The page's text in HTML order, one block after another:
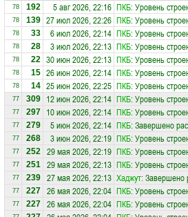
78 192 5 авг 2026, 22:16 ПКБ: Уровень
78 139 27 июл 2026, 22:26 ПКБ: Уровень
78 33 6 июл 2026, 22:14 ПКБ: Уровень
78 28 3 июл 2026, 22:13 ПКБ: Уровень
78 22 30 июн 2026, 22:13 ПКБ: Уровень
78 15 26 июн 2026, 22:14 ПКБ: Уровень
78 14 25 июн 2026, 22:25 ПКБ: Уровень
77 309 12 июн 2026, 22:14 ПКБ: Уровень
77 297 10 июн 2026, 22:14 ПКБ: Уровень
77 279 5 июн 2026, 22:14 ПКБ: Завершено
77 268 3 июн 2026, 22:19 ПКБ: Уровень
77 252 29 мая 2026, 22:19 ПКБ: Уровень
77 251 29 мая 2026, 22:13 ПКБ: Уровень
77 239 27 мая 2026, 22:13 Хаджут: Завершено
77 227 26 мая 2026, 22:04 ПКБ: Уровень
77 227 26 мая 2026, 22:04 ПКБ: Уровень